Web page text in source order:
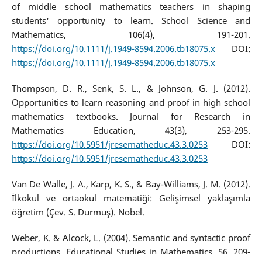
of middle school mathematics teachers in shaping
students' opportunity to learn. School Science and
Mathematics, 106(4), 191-201.
https://doi.org/10.1111/j.1949-8594.2006.tb18075.xDOI:
https://doi.org/10.1111/j.1949-8594.2006.tb18075.x
Thompson, D. R., Senk, S. L., & Johnson, G. J. (2012).
Opportunities to learn reasoning and proof in high school
mathematics textbooks. Journal for Research in
Mathematics Education, 43(3), 253-295.
https://doi.org/10.5951/jresematheduc.43.3.0253DOI:
https://doi.org/10.5951/jresematheduc.43.3.0253
Van De Walle, J. A., Karp, K. S., & Bay-Williams, J. M. (2012).
İlkokul ve ortaokul matematiği: Gelişimsel yaklaşımla
öğretim (Çev. S. Durmuş). Nobel.
Weber, K. & Alcock, L. (2004). Semantic and syntactic proof